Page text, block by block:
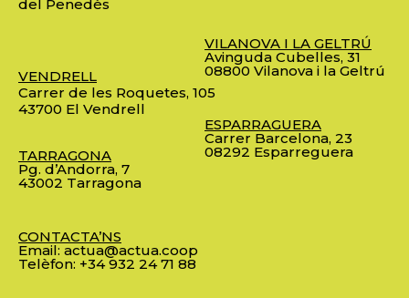
del Penedès
VENDRELL
Carrer de les Roquetes, 105
43700 El Vendrell
TARRAGONA
Pg. d’Andorra, 7
43002 Tarragona
CONTACTA’NS
Email: actua@actua.coop
Telèfon: +34 932 24 71 88
VILANOVA I LA GELTRÚ
Avinguda Cubelles, 31
08800 Vilanova i la Geltrú
ESPARRAGUERA
Carrer Barcelona, 23
08292 Esparreguera